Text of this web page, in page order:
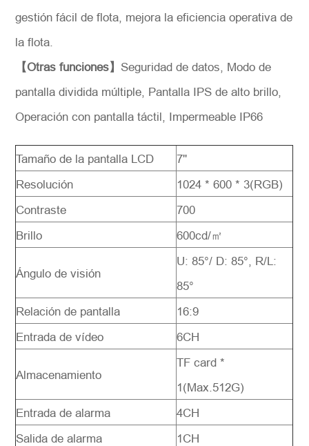
gestión fácil de flota, mejora la eficiencia operativa de
la flota.
【Otras funciones】Seguridad de datos, Modo de
pantalla dividida múltiple, Pantalla IPS de alto brillo,
Operación con pantalla táctil, Impermeable IP66
Tamaño de la pantalla LCD
7''
Resolución
1024 * 600 * 3(RGB)
Contraste
700
Brillo
600cd/㎡
Ángulo de visión
U: 85°/ D: 85°, R/L:
85°
Relación de pantalla
16:9
Entrada de vídeo
6CH
Almacenamiento
TF card *
1(Max.512G)
Entrada de alarma
4CH
Salida de alarma
1CH